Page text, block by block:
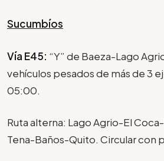
Sucumbíos
Vía E45: “Y” de Baeza-Lago
vehículos pesados de más de 3
05:00.
Ruta alterna: Lago Agrio-El
Tena-Baños-Quito. Circular con